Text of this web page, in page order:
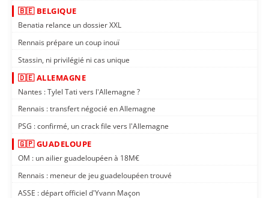
🇧🇪 BELGIQUE
Benatia relance un dossier XXL
Rennais prépare un coup inouï
Stassin, ni privilégié ni cas unique
🇩🇪 ALLEMAGNE
Nantes : Tylel Tati vers l'Allemagne ?
Rennais : transfert négocié en Allemagne
PSG : confirmé, un crack file vers l'Allemagne
🇬🇵 GUADELOUPE
OM : un ailier guadeloupéen à 18M€
Rennais : meneur de jeu guadeloupéen trouvé
ASSE : départ officiel d'Yvann Maçon